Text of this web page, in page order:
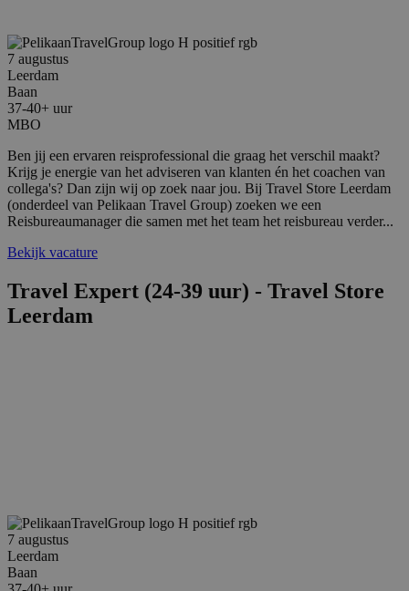
7 augustus
Leerdam
Baan
37-40+ uur
MBO
Ben jij een ervaren reisprofessional die graag het verschil maakt?
Krijg je energie van het adviseren van klanten én het coachen van
collega's? Dan zijn wij op zoek naar jou. Bij Travel Store Leerdam
(onderdeel van Pelikaan Travel Group) zoeken we een
Reisbureaumanager die samen met het team het reisbureau verder...
Bekijk vacature
Travel Expert (24-39 uur) - Travel Store
Leerdam
7 augustus
Leerdam
Baan